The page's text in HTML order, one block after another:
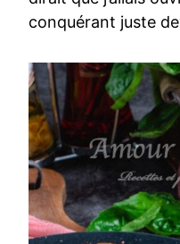
conquérant juste